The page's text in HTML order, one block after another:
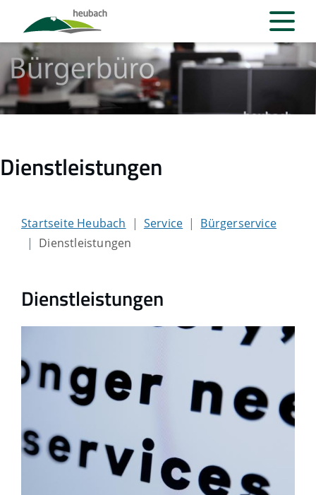
Dienstleistungen
Startseite Heubach Service
Bürgerservice
Dienstleistungen
Dienstleistungen